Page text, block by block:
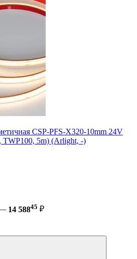
CSP-PFS-X320-10mm 24V
TWP100, 5m) (Arlight, -)
— 14 58845 ₽